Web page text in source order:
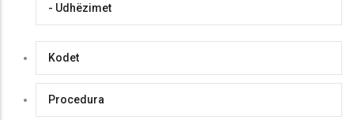
- Udhëzimet
Kodet
Procedura